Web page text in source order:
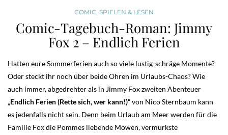
COMIC, SPIELEN & LESEN
Comic-Tagebuch-Roman: Jimmy
Fox 2 – Endlich Ferien
Hatten eure Sommerferien auch so viele lustig-schräge Momente?
Oder steckt ihr noch über beide Ohren im Urlaubs-Chaos? Wie
auch immer, abgedrehter als in Jimmy Fox zweiten Abenteuer
„Endlich Ferien (Rette sich, wer kann!)“von Nico Sternbaum kann
es jedenfalls nicht sein. Denn beim Urlaub am Meer werden für die
Familie Fox die Pommes liebende Möwen, vermurkste